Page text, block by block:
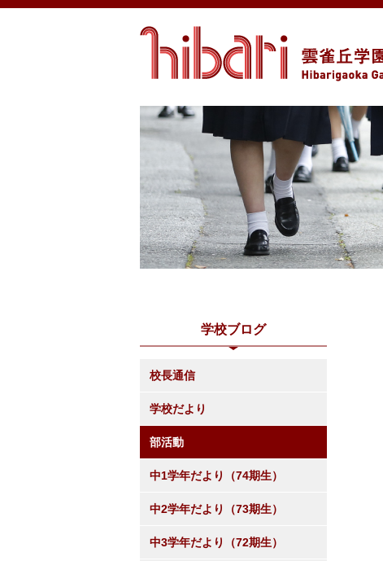
学校ブログ
校長通信
学校だより
部活動
中1学年だより（74期生）
中2学年だより（73期生）
中3学年だより（72期生）